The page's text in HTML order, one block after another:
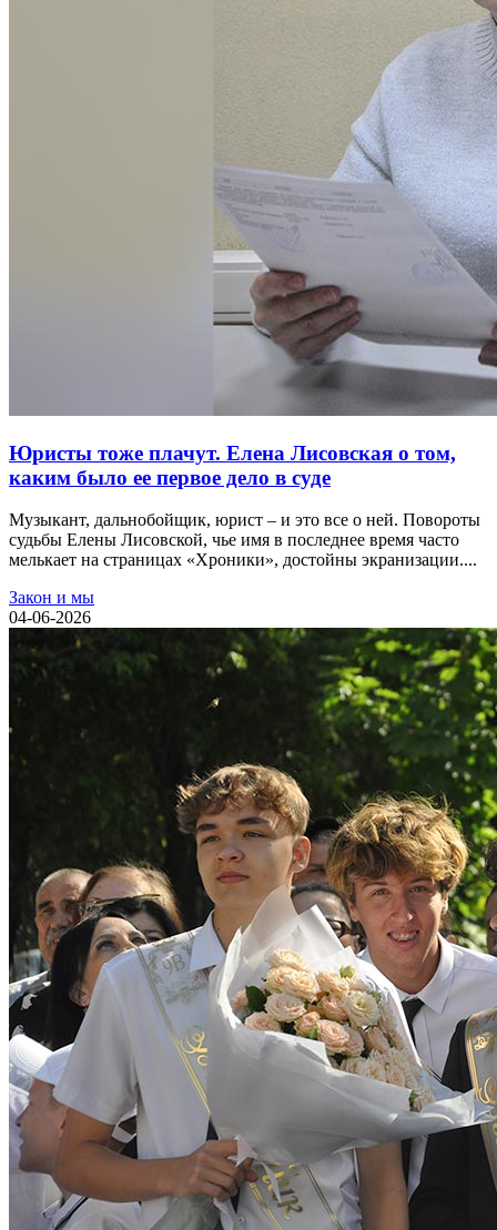
Юристы тоже плачут. Елена Лисовская о том,
каким было ее первое дело в суде
Музыкант, дальнобойщик, юрист – и это все о ней. Повороты
судьбы Елены Лисовской, чье имя в последнее время часто
мелькает на страницах «Хроники», достойны экранизации....
Закон и мы
04-06-2026